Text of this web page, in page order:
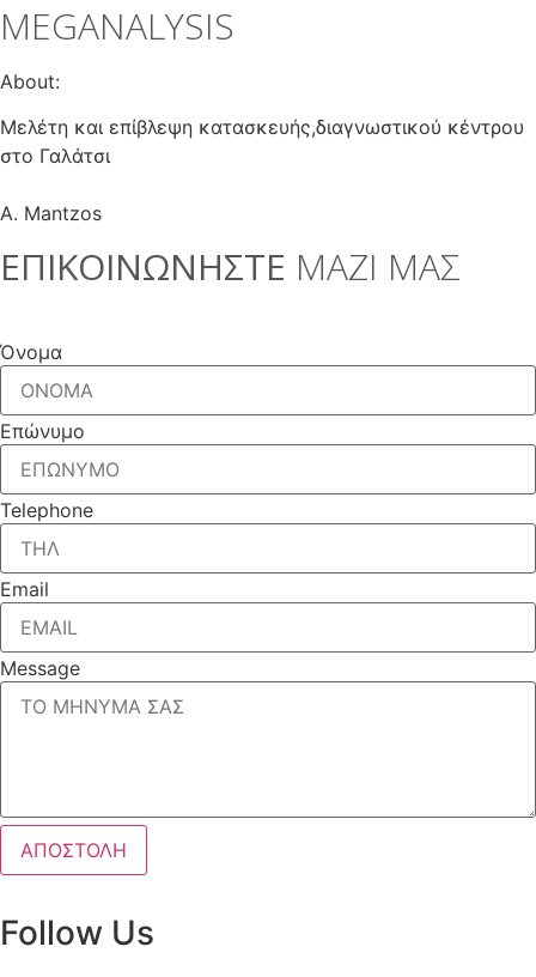
MEGANALYSIS
About:
Μελέτη και επίβλεψη κατασκευής,διαγνωστικού κέντρου
στο Γαλάτσι
A. Mantzos
ΕΠΙΚΟΙΝΩΝΗΣΤΕ ΜΑΖΙ ΜΑΣ
Όνομα
Επώνυμο
Telephone
Email
Message
ΑΠΟΣΤΟΛΗ
Follow Us